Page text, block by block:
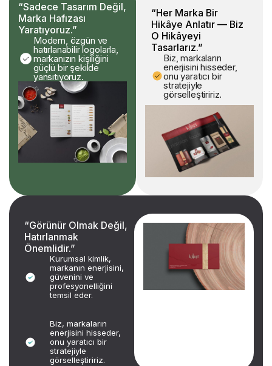
Modern, özgün ve
hatırlanabilir logolarla,
markanızın kişiliğini
güçlü bir şekilde
yansıtıyoruz.
“Sadece Tasarım Değil,
Marka Hafızası
Yaratıyoruz.”
Biz, markaların
enerjisini hisseder,
onu yaratıcı bir
stratejiyle
görselleştiririz.
“Her Marka Bir
Hikâye Anlatır — Biz
O Hikâyeyi
Tasarlarız.”
“Görünür Olmak Değil,
Hatırlanmak
Önemlidir.”
Kurumsal kimlik,
markanın enerjisini,
güvenini ve
profesyonelliğini
temsil eder.
Biz, markaların
enerjisini hisseder,
onu yaratıcı bir
stratejiyle
görselleştiririz.